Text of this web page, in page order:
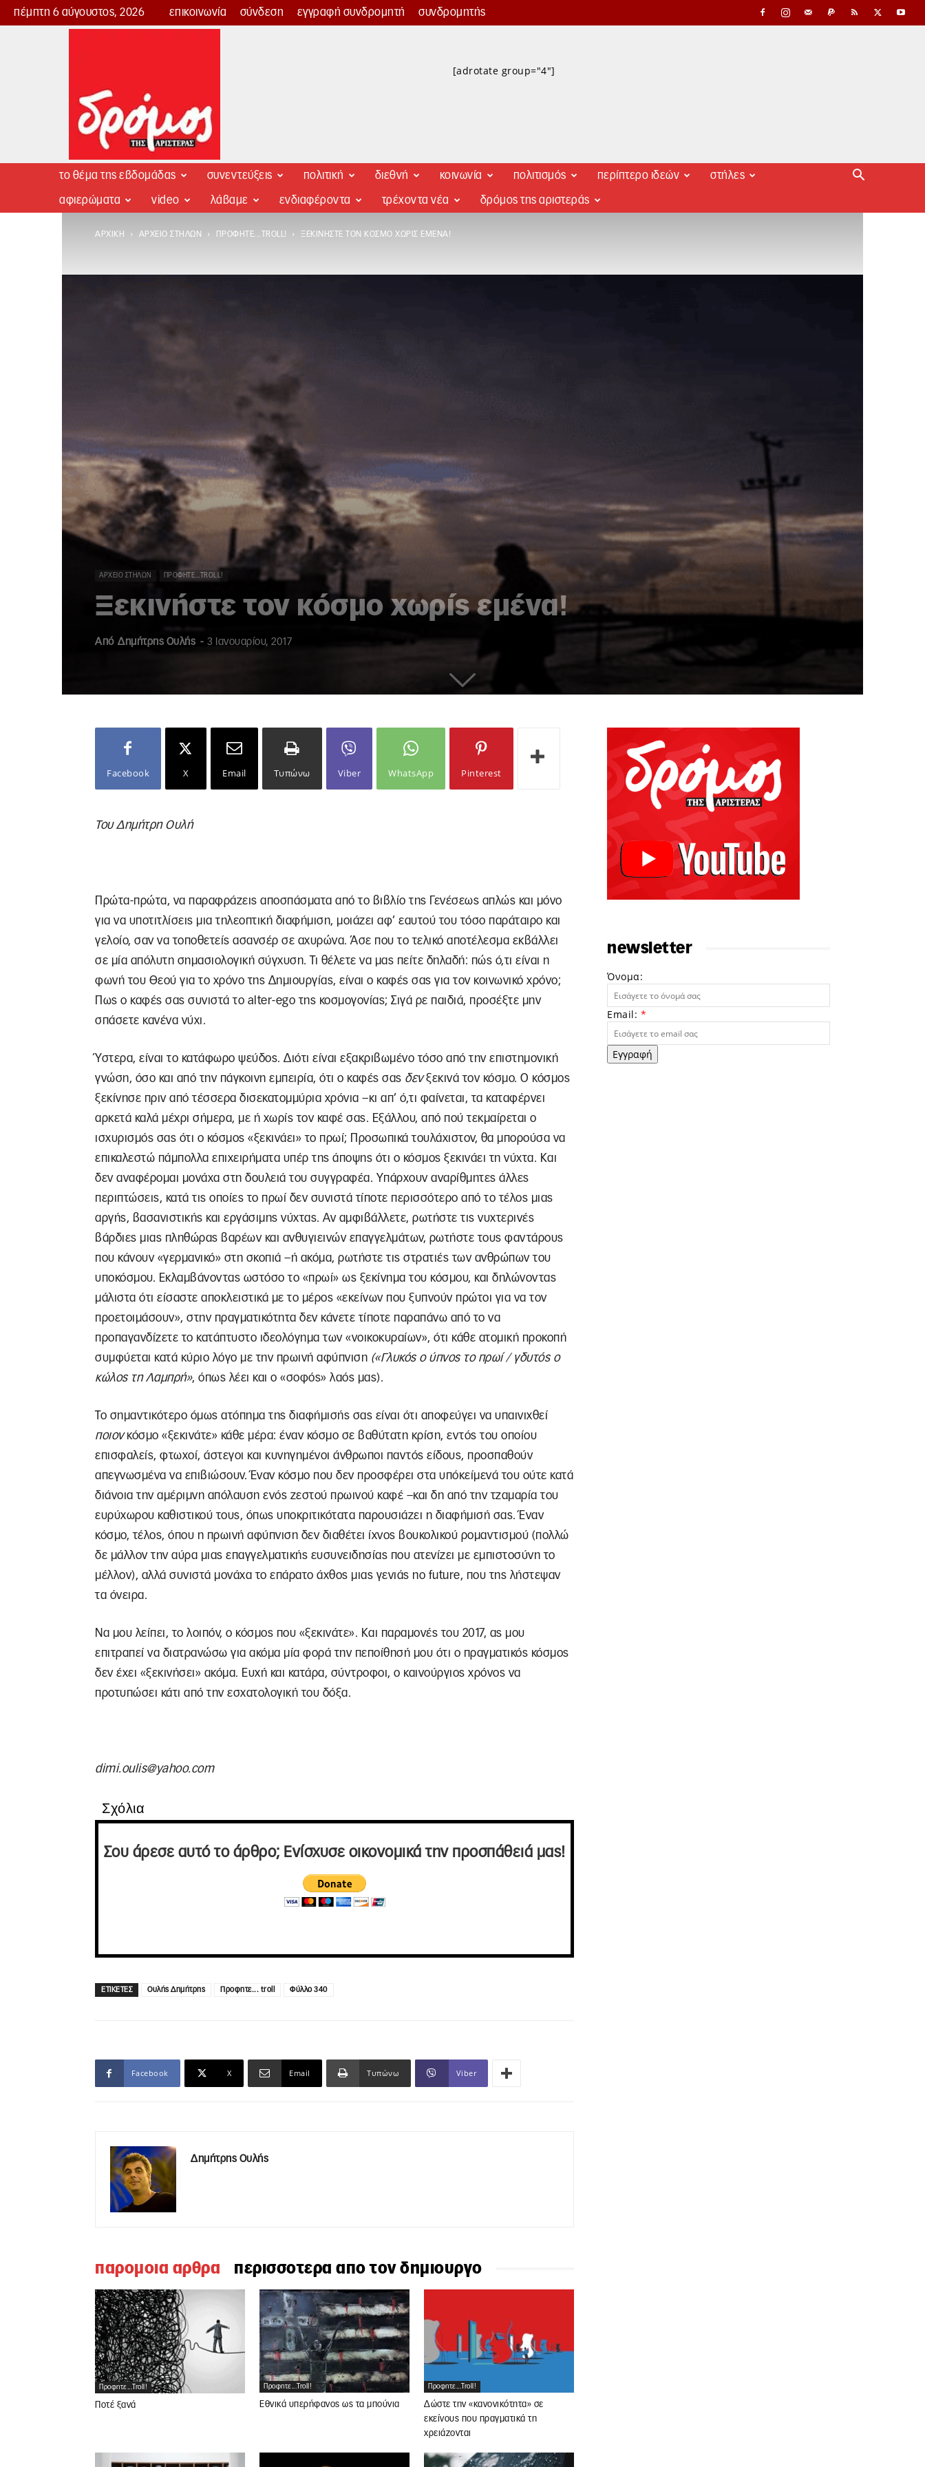
πέμπτη 6 αύγουστος, 2026 επικοινωνία σύνδεση εγγραφή συνδρομητή συνδρομητής
Δρόμος
[adrotate group="4"]
το θέμα της εβδομάδας συνεντεύξεις πολιτική διεθνή κοινωνία πολιτισμός περίπτερο ιδεών στήλες
αφιερώματα video λάβαμε ενδιαφέροντα τρέχοντα νέα δρόμος της αριστεράς
ΑΡΧΙΚΉ ΑΡΧΕΊΟ ΣΤΗΛΏΝ ΠΡΟΦΗΤΕ...TROLL! ΞΕΚΙΝΉΣΤΕ ΤΟΝ ΚΌΣΜΟ ΧΩΡΊΣ ΕΜΈΝΑ!
ΑΡΧΕΊΟ ΣΤΗΛΏΝ ΠΡΟΦΗΤΕ...TROLL!
Ξεκινήστε τον κόσμο χωρίς εμένα!
Από Δημήτρης Ουλής - 3 Ιανουαρίου, 2017
Facebook X Email Τυπώνω Viber WhatsApp Pinterest
Του Δημήτρη Ουλή
Πρώτα-πρώτα, να παραφράζεις αποσπάσματα από το βιβλίο της Γενέσεως απλώς και μόνο
για να υποτιτλίσεις μια τηλεοπτική διαφήμιση, μοιάζει αφ’ εαυτού του τόσο παράταιρο και
γελοίο, σαν να τοποθετείς ασανσέρ σε αχυρώνα. Άσε που το τελικό αποτέλεσμα εκβάλλει
σε μία απόλυτη σημασιολογική σύγχυση. Τι θέλετε να μας πείτε δηλαδή: πώς ό,τι είναι η
φωνή του Θεού για το χρόνο της Δημιουργίας, είναι ο καφές σας για τον κοινωνικό χρόνο;
Πως ο καφές σας συνιστά το alter-ego της κοσμογονίας; Σιγά ρε παιδιά, προσέξτε μην
σπάσετε κανένα νύχι.
Ύστερα, είναι το κατάφωρο ψεύδος. Διότι είναι εξακριβωμένο τόσο από την επιστημονική
γνώση, όσο και από την πάγκοινη εμπειρία, ότι ο καφές σας δενξεκινά τον κόσμο. Ο κόσμος
ξεκίνησε πριν από τέσσερα δισεκατομμύρια χρόνια –κι απ’ ό,τι φαίνεται, τα καταφέρνει
αρκετά καλά μέχρι σήμερα, με ή χωρίς τον καφέ σας. Εξάλλου, από πού τεκμαίρεται ο
ισχυρισμός σας ότι ο κόσμος «ξεκινάει» το πρωί; Προσωπικά τουλάχιστον, θα μπορούσα να
επικαλεστώ πάμπολλα επιχειρήματα υπέρ της άποψης ότι ο κόσμος ξεκινάει τη νύχτα. Και
δεν αναφέρομαι μονάχα στη δουλειά του συγγραφέα. Υπάρχουν αναρίθμητες άλλες
περιπτώσεις, κατά τις οποίες το πρωί δεν συνιστά τίποτε περισσότερο από το τέλος μιας
αργής, βασανιστικής και εργάσιμης νύχτας. Αν αμφιβάλλετε, ρωτήστε τις νυχτερινές
βάρδιες μιας πληθώρας βαρέων και ανθυγιεινών επαγγελμάτων, ρωτήστε τους φαντάρους
που κάνουν «γερμανικό» στη σκοπιά –ή ακόμα, ρωτήστε τις στρατιές των ανθρώπων του
υποκόσμου. Εκλαμβάνοντας ωστόσο το «πρωί» ως ξεκίνημα του κόσμου, και δηλώνοντας
μάλιστα ότι είσαστε αποκλειστικά με το μέρος «εκείνων που ξυπνούν πρώτοι για να τον
προετοιμάσουν», στην πραγματικότητα δεν κάνετε τίποτε παραπάνω από το να
προπαγανδίζετε το κατάπτυστο ιδεολόγημα των «νοικοκυραίων», ότι κάθε ατομική προκοπή
συμφύεται κατά κύριο λόγο με την πρωινή αφύπνιση («Γλυκός ο ύπνος το πρωί / γδυτός ο
κώλος τη Λαμπρή», όπως λέει και ο «σοφός» λαός μας).
Το σημαντικότερο όμως ατόπημα της διαφήμισής σας είναι ότι αποφεύγει να υπαινιχθεί
ποιονκόσμο «ξεκινάτε» κάθε μέρα: έναν κόσμο σε βαθύτατη κρίση, εντός του οποίου
επισφαλείς, φτωχοί, άστεγοι και κυνηγημένοι άνθρωποι παντός είδους, προσπαθούν
απεγνωσμένα να επιβιώσουν. Έναν κόσμο που δεν προσφέρει στα υπόκείμενά του ούτε κατά
διάνοια την αμέριμνη απόλαυση ενός ζεστού πρωινού καφέ –και δη από την τζαμαρία του
ευρύχωρου καθιστικού τους, όπως υποκριτικότατα παρουσιάζει η διαφήμισή σας. Έναν
κόσμο, τέλος, όπου η πρωινή αφύπνιση δεν διαθέτει ίχνος βουκολικού ρομαντισμού (πολλώ
δε μάλλον την αύρα μιας επαγγελματικής ευσυνειδησίας που ατενίζει με εμπιστοσύνη το
μέλλον), αλλά συνιστά μονάχα το επάρατο άχθος μιας γενιάς no future, που της λήστεψαν
τα όνειρα.
Να μου λείπει, το λοιπόν, ο κόσμος που «ξεκινάτε». Και παραμονές του 2017, ας μου
επιτραπεί να διατρανώσω για ακόμα μία φορά την πεποίθησή μου ότι ο πραγματικός κόσμος
δεν έχει «ξεκινήσει» ακόμα. Ευχή και κατάρα, σύντροφοι, ο καινούργιος χρόνος να
προτυπώσει κάτι από την εσχατολογική του δόξα.
dimi.oulis@yahoo.com
Σχόλια
Σου άρεσε αυτό το άρθρο; Ενίσχυσε οικονομικά την προσπάθειά μας!
ΕΤΙΚΕΤΕΣ Ουλής Δημήτρης Προφητε... troll Φύλλο 340
Facebook X Email Τυπώνω Viber
Δημήτρης Ουλής
παρομοια αρθρα περισσοτερα απο τον δημιουργο
Προφητε...troll!
Ποτέ ξανά
Προφητε...troll!
Εθνικά υπερήφανος ως τα μπούνια
Προφητε...troll!
Δώστε την «κανονικότητα» σε
εκείνους που πραγματικά τη
χρειάζονται
newsletter
Όνομα:
Email: *
Εγγραφή